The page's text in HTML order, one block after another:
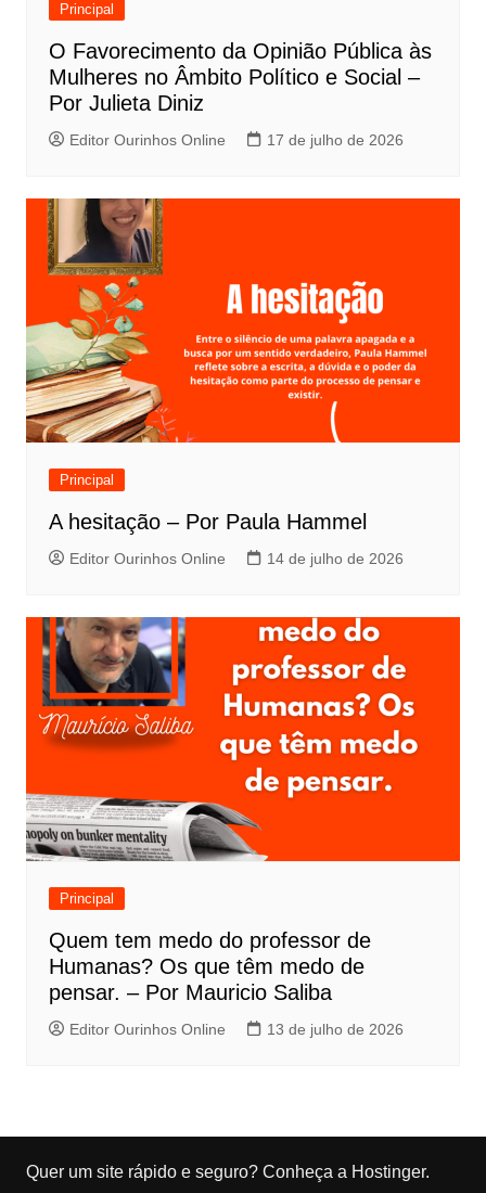
Principal
O Favorecimento da Opinião Pública às
Mulheres no Âmbito Político e Social –
Por Julieta Diniz
Editor Ourinhos Online 17 de julho de 2026
Principal
A hesitação – Por Paula Hammel
Editor Ourinhos Online 14 de julho de 2026
Principal
Quem tem medo do professor de
Humanas? Os que têm medo de
pensar. – Por Mauricio Saliba
Editor Ourinhos Online 13 de julho de 2026
Quer um site rápido e seguro? Conheça a Hostinger.